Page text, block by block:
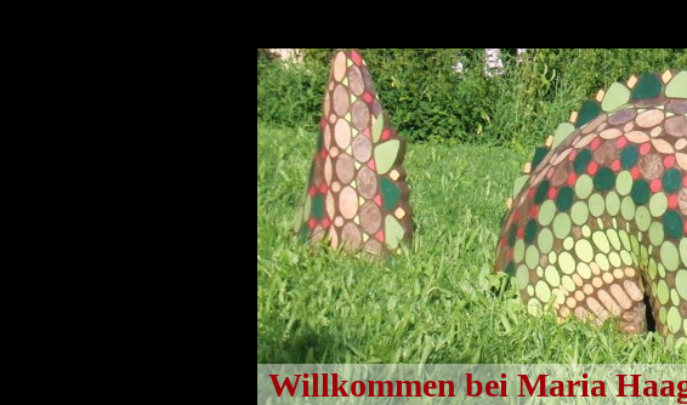
Willkommen bei Maria